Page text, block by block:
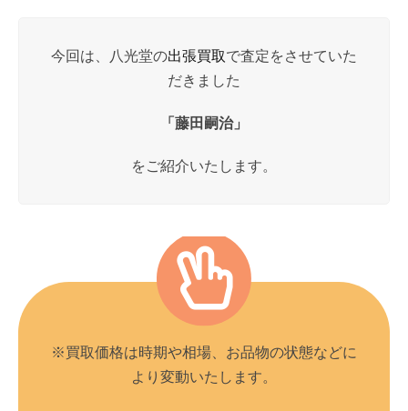
今回は、八光堂の出張買取で査定をさせていた
だきました
「藤田嗣治」
をご紹介いたします。
※買取価格は時期や相場、お品物の状態などに
より変動いたします。